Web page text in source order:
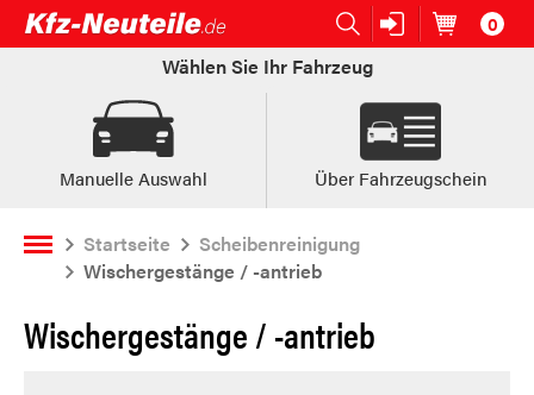
Open submenu (Ersatzteile:)
Ersatzteile: Artikel im
0
Wählen Sie Ihr Fahrzeug
Manuelle Auswahl Über Fahrzeugschein
Startseite
Scheibenreinigung
Wischergestänge / -antrieb
Wischergestänge / -antrieb